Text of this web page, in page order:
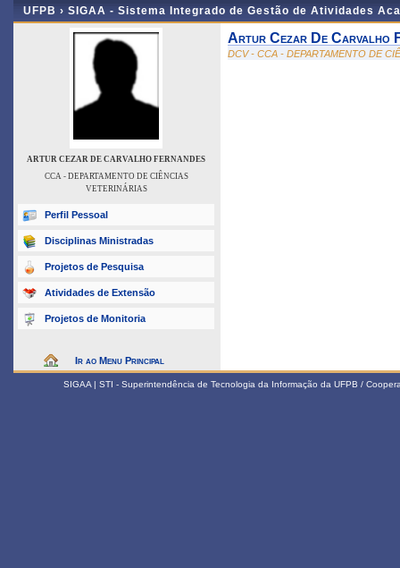
UFPB › SIGAA - Sistema Integrado de Gestão de Atividades
ARTUR CEZAR DE CARVALHO FERNANDES
CCA - DEPARTAMENTO DE CIÊNCIAS
VETERINÁRIAS
Perfil Pessoal
Disciplinas Ministradas
Projetos de Pesquisa
Atividades de Extensão
Projetos de Monitoria
Ir ao Menu Principal
Artur Cezar De Carvalho
DCV - CCA - DEPARTAMENTO DE
SIGAA | STI - Superintendência de Tecnologia da Informação da UFPB /